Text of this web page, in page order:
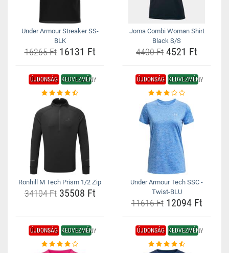
Under Armour Streaker SS-
BLK
16265 Ft16131 Ft
Joma Combi Woman Shirt
Black S/S
4400 Ft 4521 Ft
ÚJDONSÁG KEDVEZMÉNY
Ronhill M Tech Prism 1/2 Zip
34104 Ft35508 Ft
ÚJDONSÁG KEDVEZMÉNY
Under Armour Tech SSC -
Twist-BLU
11616 Ft12094 Ft
ÚJDONSÁG KEDVEZMÉNY ÚJDONSÁG KEDVEZMÉNY